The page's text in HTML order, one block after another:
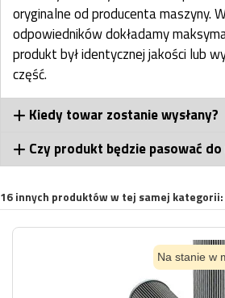
oryginalne od producenta maszyny.
odpowiedników dokładamy
produkt był identycznej jakości lub
część.
Kiedy towar zostanie wysłany?
Czy produkt będzie pasować
16 innych produktów w tej samej kategorii:
Na stanie w